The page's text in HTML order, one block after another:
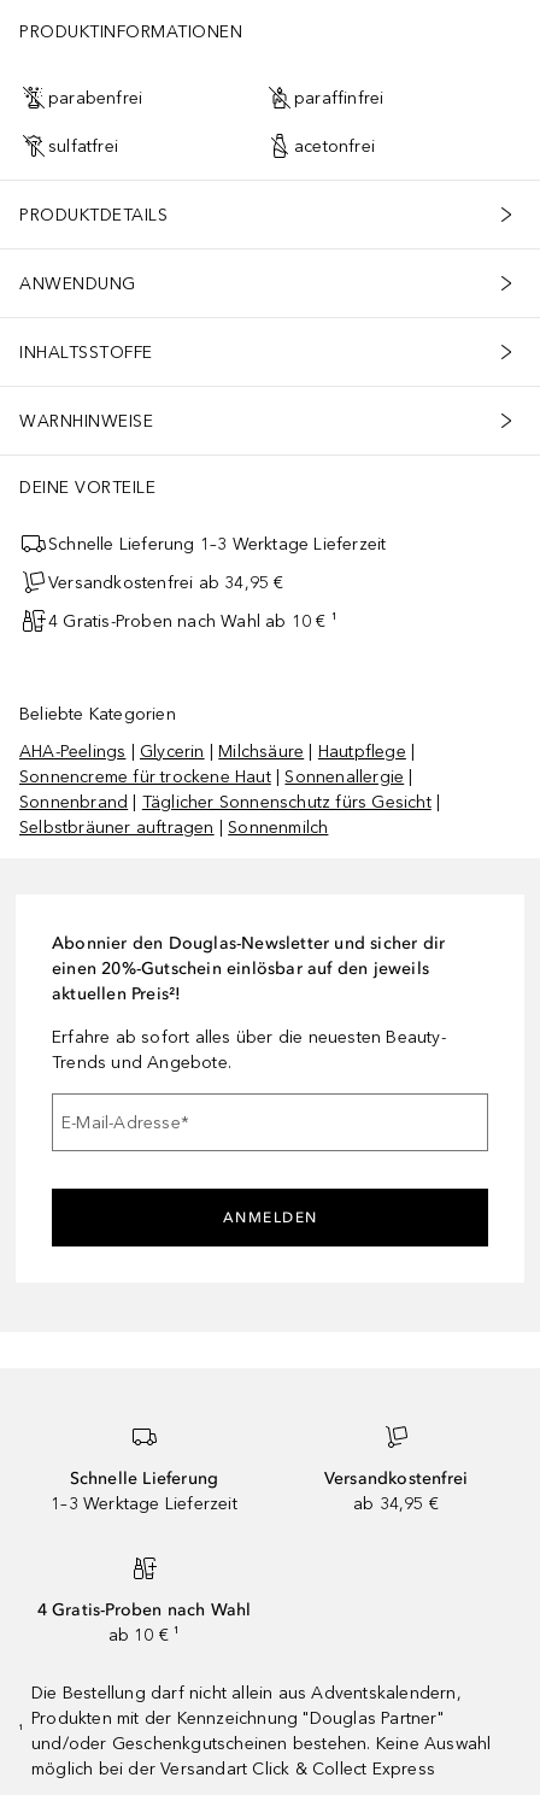
PRODUKTINFORMATIONEN
parabenfrei paraffinfrei
sulfatfrei acetonfrei
PRODUKTDETAILS
ANWENDUNG
INHALTSSTOFFE
WARNHINWEISE
DEINE VORTEILE
Schnelle Lieferung 1–3 Werktage Lieferzeit
Versandkostenfrei ab 34,95 €
4 Gratis-Proben nach Wahl ab 10 € ¹
Beliebte Kategorien
AHA-Peelings
Glycerin |Milchsäure Hautpflege
Sonnencreme für trockene Haut|Sonnenallergie
Sonnenbrand
Täglicher Sonnenschutz fürs Gesicht|
Selbstbräuner auftragen |Sonnenmilch
Abonnier den Douglas-Newsletter und sicher dir
einen 20%-Gutschein einlösbar auf den jeweils
aktuellen Preis²!
Erfahre ab sofort alles über die neuesten Beauty-
Trends und Angebote.
E-Mail-Adresse*
ANMELDEN
Schnelle Lieferung
1–3 Werktage Lieferzeit
Versandkostenfrei
ab 34,95 €
4 Gratis-Proben nach Wahl
ab 10 € ¹
¹
Die Bestellung darf nicht allein aus Adventskalendern,
Produkten mit der Kennzeichnung "Douglas Partner"
und/oder Geschenkgutscheinen bestehen. Keine Auswahl
möglich bei der Versandart Click & Collect Express